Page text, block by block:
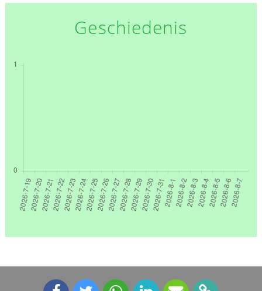
Geschiedenis